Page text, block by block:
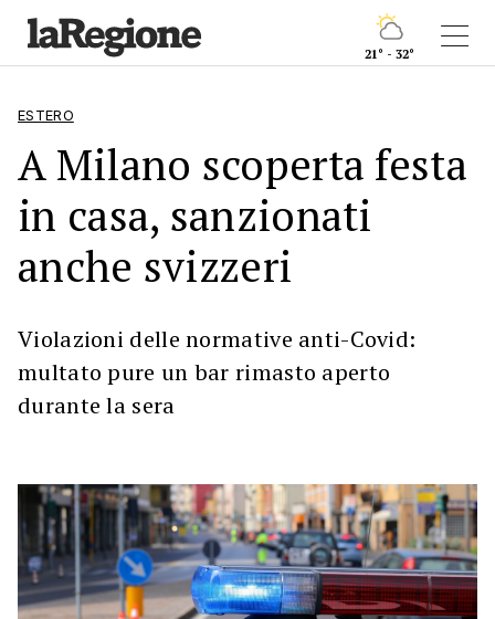
21° - 32°
ESTERO
A Milano scoperta festa
in casa, sanzionati
anche svizzeri
Violazioni delle normative anti-Covid:
multato pure un bar rimasto aperto
durante la sera